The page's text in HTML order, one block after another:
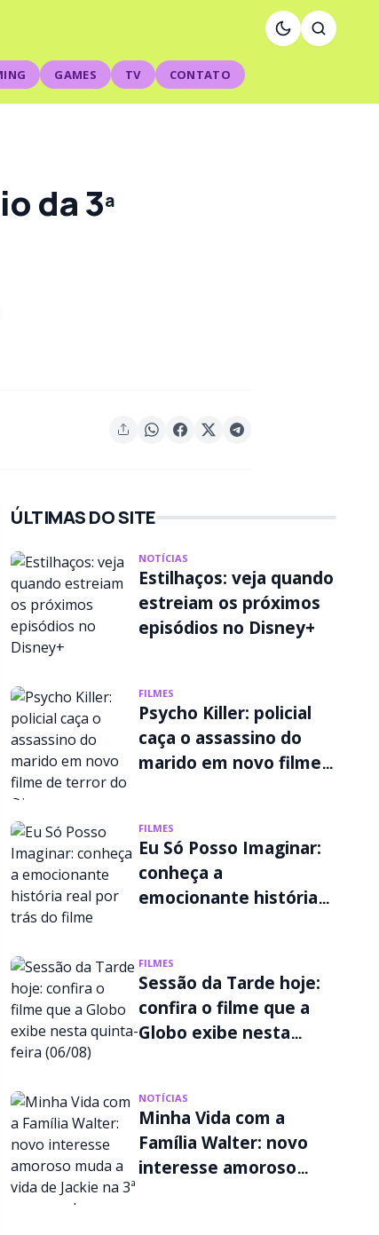
GAMES TV CONTATO
da 3ª
ÚLTIMAS DO SITE
NOTÍCIAS
Estilhaços: veja quando
estreiam os próximos
episódios no Disney+
FILMES
Psycho Killer: policial
caça o assassino do
marido em novo filme
FILMES
Eu Só Posso Imaginar:
conheça a
emocionante história
FILMES
Sessão da Tarde hoje:
confira o filme que a
Globo exibe nesta
NOTÍCIAS
Minha Vida com a
Família Walter: novo
interesse amoroso